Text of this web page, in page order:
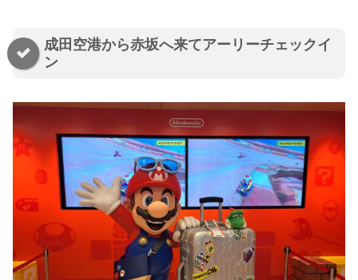
成田空港から赤坂へ来てアーリーチェックイ
ン